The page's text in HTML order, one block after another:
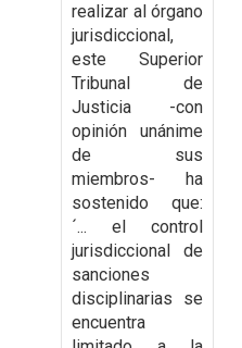
realizar al órgano
jurisdiccional,
este Superior
Tribunal de
Justicia -con
opinión unánime
de sus
miembros- ha
sostenido que:
´... el control
jurisdiccional de
sanciones
disciplinarias se
encuentra